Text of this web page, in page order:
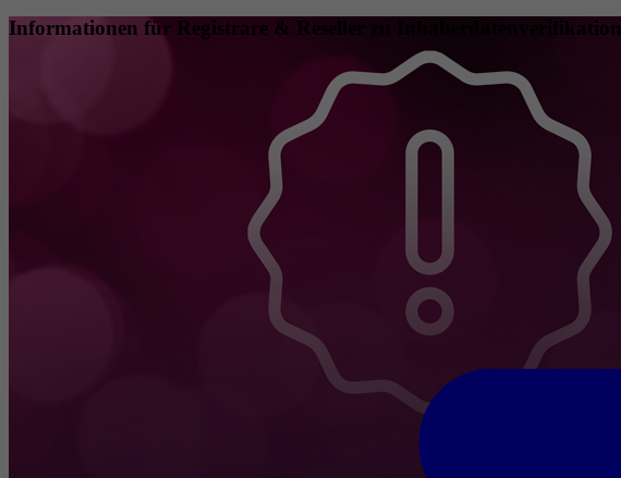
Informationen für Registrare & Reseller zu Inhaberdatenverifikation